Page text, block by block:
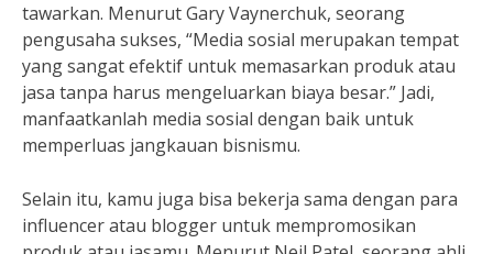
tawarkan. Menurut Gary Vaynerchuk, seorang
pengusaha sukses, “Media sosial merupakan tempat
yang sangat efektif untuk memasarkan produk atau
jasa tanpa harus mengeluarkan biaya besar.” Jadi,
manfaatkanlah media sosial dengan baik untuk
memperluas jangkauan bisnismu.
Selain itu, kamu juga bisa bekerja sama dengan para
influencer atau blogger untuk mempromosikan